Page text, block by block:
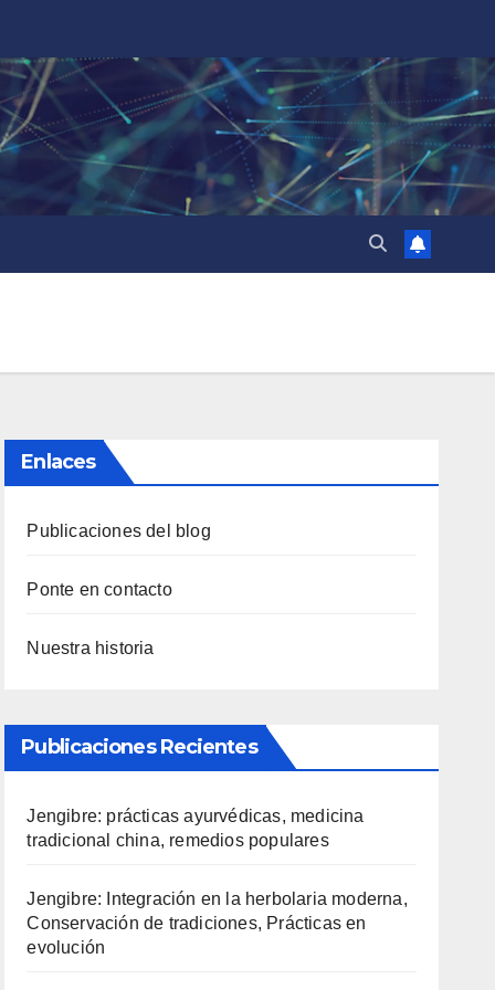
Enlaces
Publicaciones del blog
Ponte en contacto
Nuestra historia
Publicaciones Recientes
Jengibre: prácticas ayurvédicas, medicina
tradicional china, remedios populares
Jengibre: Integración en la herbolaria moderna,
Conservación de tradiciones, Prácticas en
evolución